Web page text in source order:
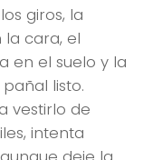
giros, la
cara, el
en el suelo y la
listo.
vestirlo de
intenta